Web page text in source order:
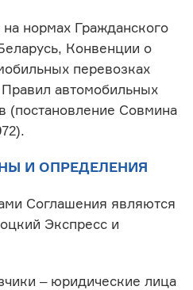
нормах Гражданского
Конвенции о
перевозках
автомобильных
(постановление Совмина
И ОПРЕДЕЛЕНИЯ
Соглашения являются
Экспресс и
– юридические лица